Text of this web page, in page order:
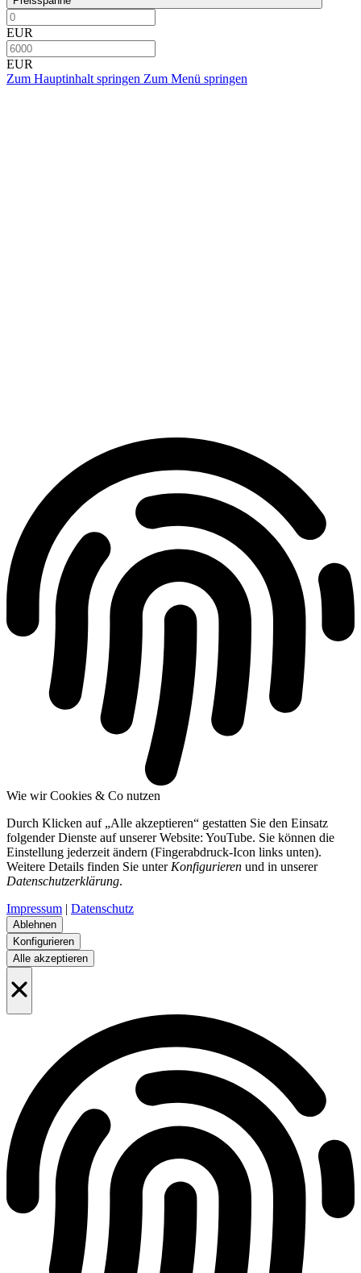
EUR
EUR
Zum Hauptinhalt springen Zum Menü springen
Wie wir Cookies & Co nutzen
Durch Klicken auf „Alle akzeptieren“ gestatten Sie den Einsatz
folgender Dienste auf unserer Website: YouTube. Sie können die
Einstellung jederzeit ändern (Fingerabdruck-Icon links unten).
Weitere Details finden Sie unter Konfigurieren und in unserer
Datenschutzerklärung.
Impressum | Datenschutz
Ablehnen
Konfigurieren
Alle akzeptieren